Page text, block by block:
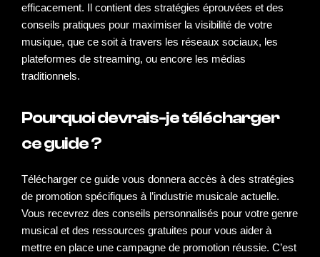
efficacement. Il contient des stratégies éprouvées et des
conseils pratiques pour maximiser la visibilité de votre
musique, que ce soit à travers les réseaux sociaux, les
plateformes de streaming, ou encore les médias
traditionnels.
Pourquoi devrais-je télécharger
ce guide ?
Télécharger ce guide vous donnera accès à des stratégies
de promotion spécifiques à l’industrie musicale actuelle.
Vous recevrez des conseils personnalisés pour votre genre
musical et des ressources gratuites pour vous aider à
mettre en place une campagne de promotion réussie. C’est